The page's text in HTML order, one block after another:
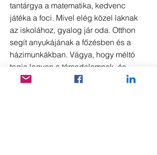
tantárgya a matematika, kedvenc
játéka a foci. Mivel elég közel laknak
az iskolához, gyalog jár oda. Otthon
segít anyukájának a főzésben és a
házimunkákban. Vágya, hogy méltó
tagja legyen a társadalomnak, és
segíteni akar másokon, másoknak.